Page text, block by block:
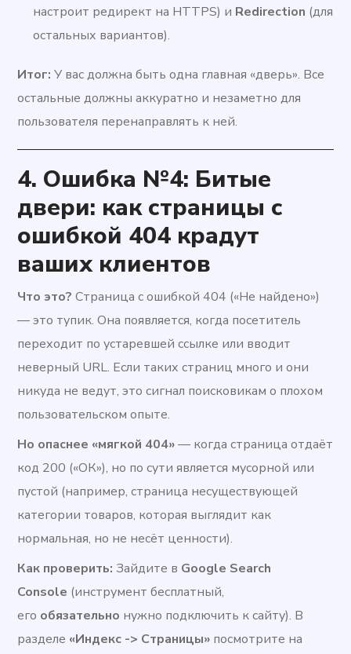
настроит редирект на HTTPS) и Redirection (для
остальных вариантов).
Итог: У вас должна быть одна главная «дверь». Все
остальные должны аккуратно и незаметно для
пользователя перенаправлять к ней.
4. Ошибка №4: Битые
двери: как страницы с
ошибкой 404 крадут
ваших клиентов
Что это? Страница с ошибкой 404 («Не найдено»)
— это тупик. Она появляется, когда посетитель
переходит по устаревшей ссылке или вводит
неверный URL. Если таких страниц много и они
никуда не ведут, это сигнал поисковикам о плохом
пользовательском опыте.
Но опаснее «мягкой 404»— когда страница отдаёт
код 200 («ОК»), но по сути является мусорной или
пустой (например, страница несуществующей
категории товаров, которая выглядит как
нормальная, но не несёт ценности).
Как проверить: Зайдите в Google Search
Console (инструмент бесплатный,
его обязательно нужно подключить к сайту). В
разделе «Индекс -> Страницы» посмотрите на